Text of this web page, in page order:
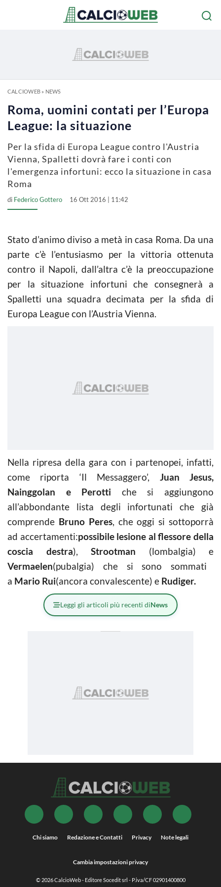
CALCIOWEB» NEWS
Roma, uomini contati per l’Europa
League: la situazione
Per la sfida di Europa League contro l'Austria
Vienna, Spalletti dovrà fare i conti con
l'emergenza infortuni: ecco la situazione in casa
Roma
di Federico Gottero 16 Ott 2016 | 11:42
Stato d’animo diviso a metà in casa Roma. Da una
parte c’è l’entusiasmo per la vittoria ottenuta
contro il Napoli, dall’altra c’è la preoccupazione
per la situazione infortuni che consegnerà a
Spalletti una squadra decimata per la sfida di
Europa League con l’Austria Vienna.
Nella ripresa della gara con i partenopei, infatti,
come riporta ‘Il Messaggero’, Juan Jesus,
Nainggolan e Perotti che si aggiungono
all’abbondante lista degli infortunati che già
comprende Bruno Peres, che oggi si sottoporrà
ad accertamenti:possibile lesione al flessore della
coscia destra), Strootman (lombalgia) e
Vermaelen(pubalgia) che si sono sommati
a Mario Rui(ancora convalescente) e Rudiger.
Leggi gli articoli più recenti diNews
Chi siamo Redazione e Contatti Privacy Note legali
Cambia impostazioni privacy
© 2026CalcioWeb- Editore Socedit srl - P.iva/CF 02901400800